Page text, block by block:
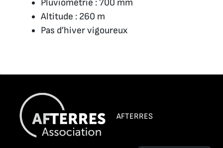
Pluviométrie : 700 mm
Altitude : 260 m
Pas d’hiver vigoureux
AFTERRES